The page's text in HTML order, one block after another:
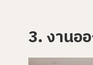
3. งานอ